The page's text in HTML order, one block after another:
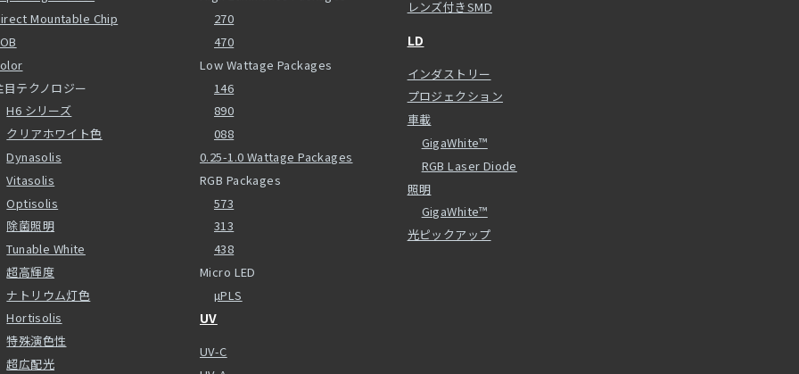
Mountable Chip
目テクノロジー
H6 シリーズ
クリアホワイト色
Dynasolis
Vitasolis
Optisolis
除菌照明
Tunable White
超高輝度
ナトリウム灯色
Hortisolis
特殊演色性
超広配光
270
470
Low Wattage Packages
146
890
088
0.25-1.0 Wattage Packages
RGB Packages
573
313
438
Micro LED
µPLS
UV
UV-C
レンズ付きSMD
LD
インダストリー
プロジェクション
車載
GigaWhite™
RGB Laser Diode
照明
GigaWhite™
光ピックアップ